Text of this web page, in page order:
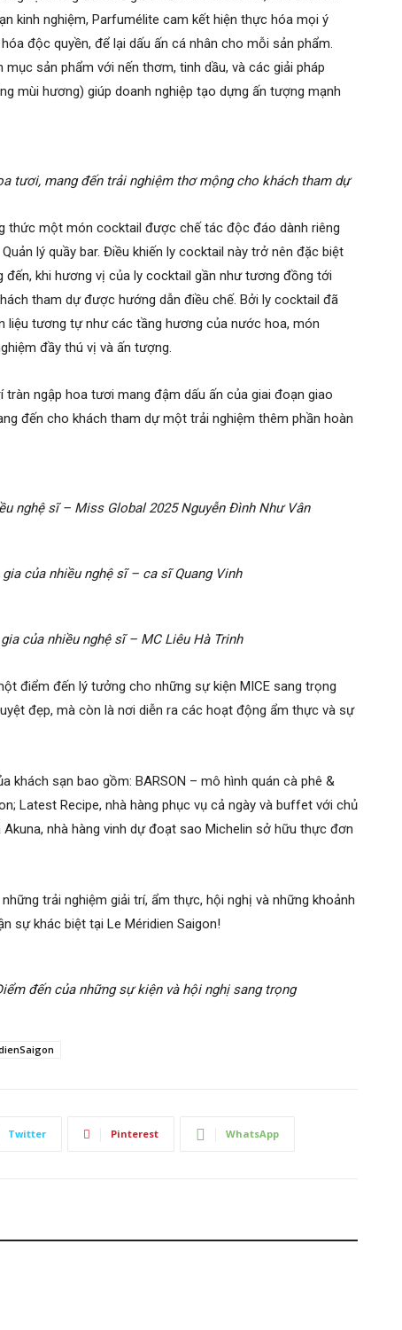
kinh nghiệm, Parfumélite cam kết hiện thực hóa mọi ý
độc quyền, để lại dấu ấn cá nhân cho mỗi sản phẩm.
sản phẩm với nến thơm, tinh dầu, và các giải pháp
mùi hương) giúp doanh nghiệp tạo dựng ấn tượng mạnh
tươi, mang đến trải nghiệm thơ mộng cho khách tham dự
thức một món cocktail được chế tác độc đáo dành riêng
lý quầy bar. Điều khiến ly cocktail này trở nên đặc biệt
khi hương vị của ly cocktail gần như tương đồng tới
tham dự được hướng dẫn điều chế. Bởi ly cocktail đã
liệu tương tự như các tầng hương của nước hoa, món
đầy thú vị và ấn tượng.
ngập hoa tươi mang đậm dấu ấn của giai đoạn giao
đến cho khách tham dự một trải nghiệm thêm phần hoàn
nghệ sĩ – Miss Global 2025 Nguyễn Đình Như Vân
của nhiều nghệ sĩ – ca sĩ Quang Vinh
của nhiều nghệ sĩ – MC Liêu Hà Trinh
điểm đến lý tưởng cho những sự kiện MICE sang trọng
đẹp, mà còn là nơi diễn ra các hoạt động ẩm thực và sự
khách sạn bao gồm: BARSON – mô hình quán cà phê &
Latest Recipe, nhà hàng phục vụ cả ngày và buffet với chủ
nhà hàng vinh dự đoạt sao Michelin sở hữu thực đơn
trải nghiệm giải trí, ẩm thực, hội nghị và những khoảnh
sự khác biệt tại Le Méridien Saigon!
đến của những sự kiện và hội nghị sang trọng
Twitter Pinterest WhatsApp